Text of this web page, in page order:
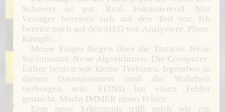
Schmerz ist gut. Real. Fokussierend. Nur
Versager bereiten sich auf den Tod vor. Ich
bereite mich auf den SIEG vor. Analysiere. Plane.
Kämpfe.
Meine Finger fliegen über die Tastatur. Neue
Suchmuster. Neue Algorithmen. Die Computer-
Lüfter heulen wie kleine Turbinen. Irgendwo in
diesen Datenströmen muß die Wahrheit
verborgen sein. FEIND hat einen Fehler
gemacht. Macht IMMER einen Fehler.
Eine neue Erkenntnis trifft mich wie ein